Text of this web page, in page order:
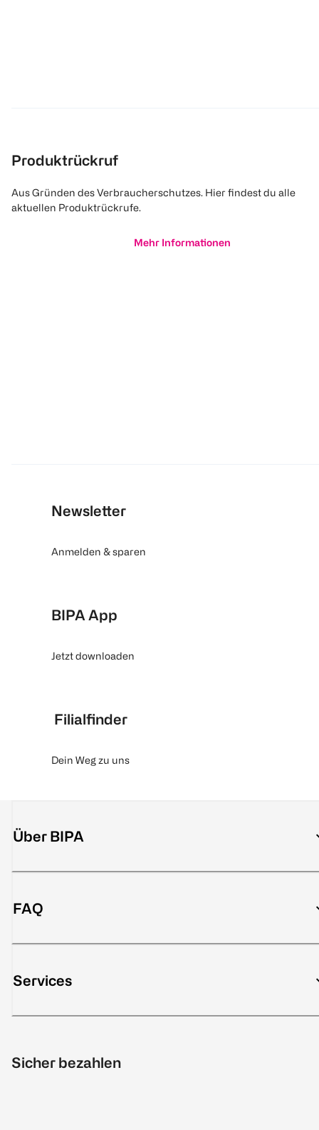
Produktrückruf
Aus Gründen des Verbraucherschutzes. Hier findest du alle
aktuellen Produktrückrufe.
Mehr Informationen
Newsletter
Anmelden & sparen
BIPA App
Jetzt downloaden
Filialfinder
Dein Weg zu uns
Über BIPA
FAQ
Services
Sicher bezahlen